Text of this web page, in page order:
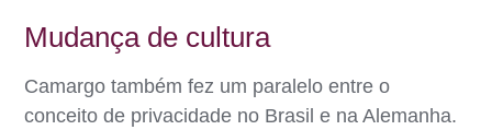
Mudança de cultura
Camargo também fez um paralelo entre o
conceito de privacidade no Brasil e na Alemanha.